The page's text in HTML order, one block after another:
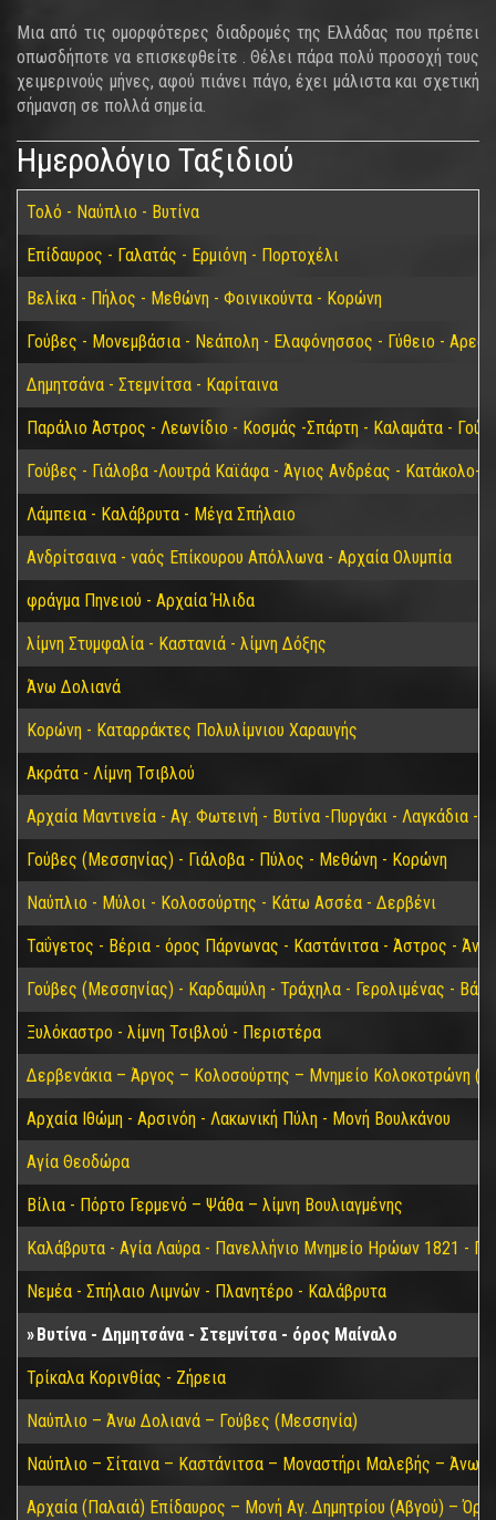
Μια από τις ομορφότερες διαδρομές της Ελλάδας που πρέπει
οπωσδήποτε να επισκεφθείτε . Θέλει πάρα πολύ προσοχή τους
χειμερινούς μήνες, αφού πιάνει πάγο, έχει μάλιστα και σχετική
σήμανση σε πολλά σημεία.
Ημερολόγιο Ταξιδιού
Τολό - Ναύπλιο - Βυτίνα
Επίδαυρος - Γαλατάς - Ερμιόνη - Πορτοχέλι
Βελίκα - Πήλος - Μεθώνη - Φοινικούντα - Κορώνη
Γούβες - Μονεμβάσια - Νεάπολη - Ελαφόνησσος - Γύθειο -
Δημητσάνα - Στεμνίτσα - Καρίταινα
Παράλιο Άστρος - Λεωνίδιο - Κοσμάς -Σπάρτη - Καλαμάτα -
Γούβες - Γιάλοβα -Λουτρά Καϊάφα - Άγιος Ανδρέας - Κατάκολο-
Λάμπεια - Καλάβρυτα - Μέγα Σπήλαιο
Ανδρίτσαινα - ναός Επίκουρου Απόλλωνα - Αρχαία Ολυμπία
φράγμα Πηνειού - Αρχαία Ήλιδα
λίμνη Στυμφαλία - Καστανιά - λίμνη Δόξης
Άνω Δολιανά
Κορώνη - Καταρράκτες Πολυλίμνιου Χαραυγής
Ακράτα - Λίμνη Τσιβλού
Αρχαία Μαντινεία - Αγ. Φωτεινή - Βυτίνα -Πυργάκι - Λαγκάδια -
Γούβες (Μεσσηνίας) - Γιάλοβα - Πύλος - Μεθώνη - Κορώνη
Ναύπλιο - Μύλοι - Κολοσούρτης - Κάτω Ασσέα - Δερβένι
Ταΰγετος - Βέρια - όρος Πάρνωνας - Καστάνιτσα - Άστρος - Άνω
Γούβες (Μεσσηνίας) - Καρδαμύλη - Τράχηλα - Γερολιμένας -
Ξυλόκαστρο - λίμνη Τσιβλού - Περιστέρα
Δερβενάκια – Άργος – Κολοσούρτης – Μνημείο Κολοκοτρώνη
Αρχαία Ιθώμη - Αρσινόη - Λακωνική Πύλη - Μονή Βουλκάνου
Αγία Θεοδώρα
Βίλια - Πόρτο Γερμενό – Ψάθα – λίμνη Βουλιαγμένης
Καλάβρυτα - Αγία Λαύρα - Πανελλήνιο Μνημείο Ηρώων 1821 -
Νεμέα - Σπήλαιο Λιμνών - Πλανητέρο - Καλάβρυτα
Βυτίνα - Δημητσάνα - Στεμνίτσα - όρος Μαίναλο
Τρίκαλα Κορινθίας - Ζήρεια
Ναύπλιο – Άνω Δολιανά – Γούβες (Μεσσηνία)
Ναύπλιο – Σίταινα – Καστάνιτσα – Μοναστήρι Μαλεβής – Άνω
Αρχαία (Παλαιά) Επίδαυρος – Μονή Αγ. Δημητρίου (Αβγού) –